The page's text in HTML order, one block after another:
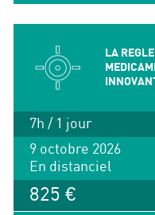
LA
7h / 1 jour
9 octobre 2026
En distanciel
825 €